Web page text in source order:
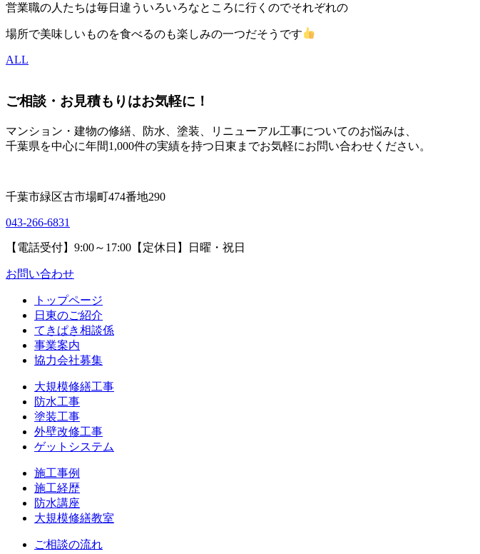
営業職の人たちは毎日違ういろいろなところに行くのでそれぞれの
場所で美味しいものを食べるのも楽しみの一つだそうです
ALL
ご相談・お見積もりはお気軽に！
マンション・建物の修繕、防水、塗装、リニューアル工事についてのお悩みは、
千葉県を中心に年間1,000件の実績を持つ日東までお気軽にお問い合わせください。
千葉市緑区古市場町474番地290
043-266-6831
【電話受付】9:00～17:00【定休日】日曜・祝日
お問い合わせ
トップページ
日東のご紹介
てきぱき相談係
事業案内
協力会社募集
大規模修繕工事
防水工事
塗装工事
外壁改修工事
ゲットシステム
施工事例
施工経歴
防水講座
大規模修繕教室
ご相談の流れ